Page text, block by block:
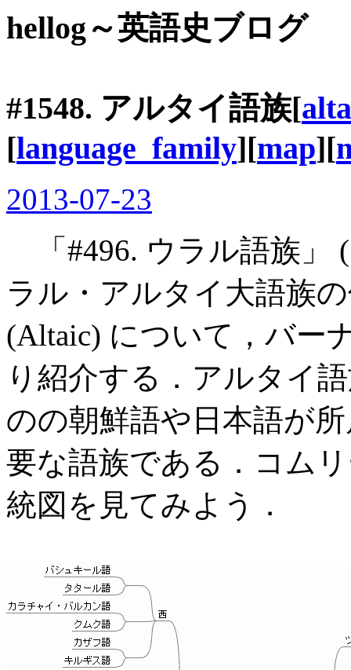
hellog～英語史ブログ
#1548. アルタイ語族[
[language_family][map][
2013-07-23
「#496. ウラル語族」 (
ラル・アルタイ大語族
(Altaic) について，バー
り紹介する．アルタイ
のの朝鮮語や日本語が
要な語族である．コム
統図を見てみよう．